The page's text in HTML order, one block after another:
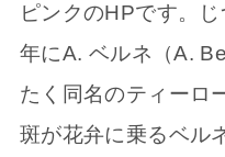
ピンクのHPです。
年にA. ベルネ（A.
たく同名のティーロ
斑が花弁に乗るベル